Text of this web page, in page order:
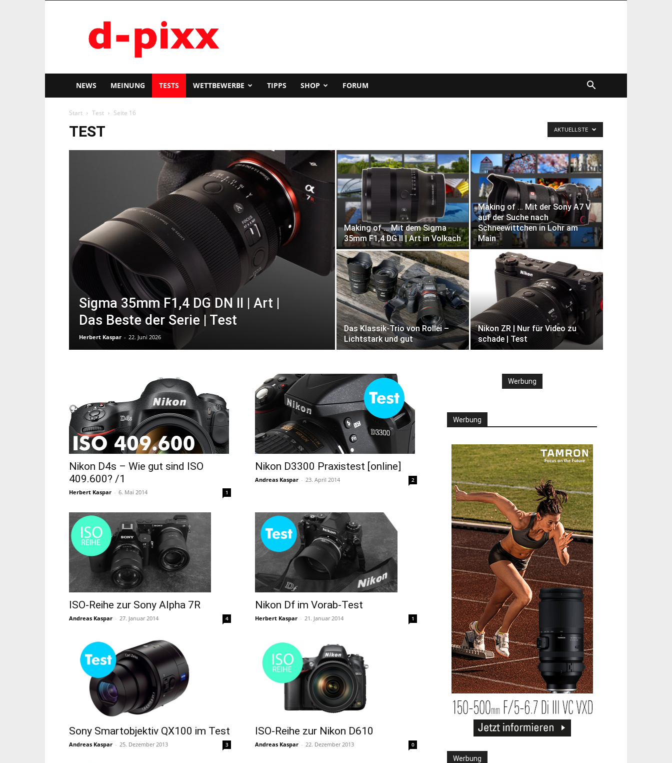
pixx
NEWS MEINUNG TESTS WETTBEWERBE TIPPS SHOP FORUM
Start Test Seite 16
TEST AKTUELLSTE
Sigma 35mm F1,4 DG DN II | Art |
Das Beste der Serie | Test
Herbert Kaspar - 22. Juni 2026
Making of … Mit dem Sigma
35mm F1,4 DG II | Art in Volkach
Making of … Mit der Sony A7 V
auf der Suche nach
Schneewittchen in Lohr am
Main
Das Klassik-Trio von Rollei –
Lichtstark und gut
Nikon ZR | Nur für Video zu
schade | Test
Nikon D4s – Wie gut sind ISO
409.600? /1
Herbert Kaspar - 6. Mai 2014 1
Nikon D3300 Praxistest [online]
Andreas Kaspar - 23. April 2014 2
ISO-Reihe zur Sony Alpha 7R
Andreas Kaspar - 27. Januar 2014 4
Nikon Df im Vorab-Test
Herbert Kaspar - 21. Januar 2014 1
Sony Smartobjektiv QX100 im Test
Andreas Kaspar - 25. Dezember 2013 3
ISO-Reihe zur Nikon D610
Andreas Kaspar - 22. Dezember 2013 0
Werbung
Werbung
Werbung